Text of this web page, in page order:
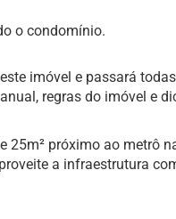
o condomínio.
imóvel e passará
regras do imóvel e
25m² próximo ao metrô
a infraestrutura